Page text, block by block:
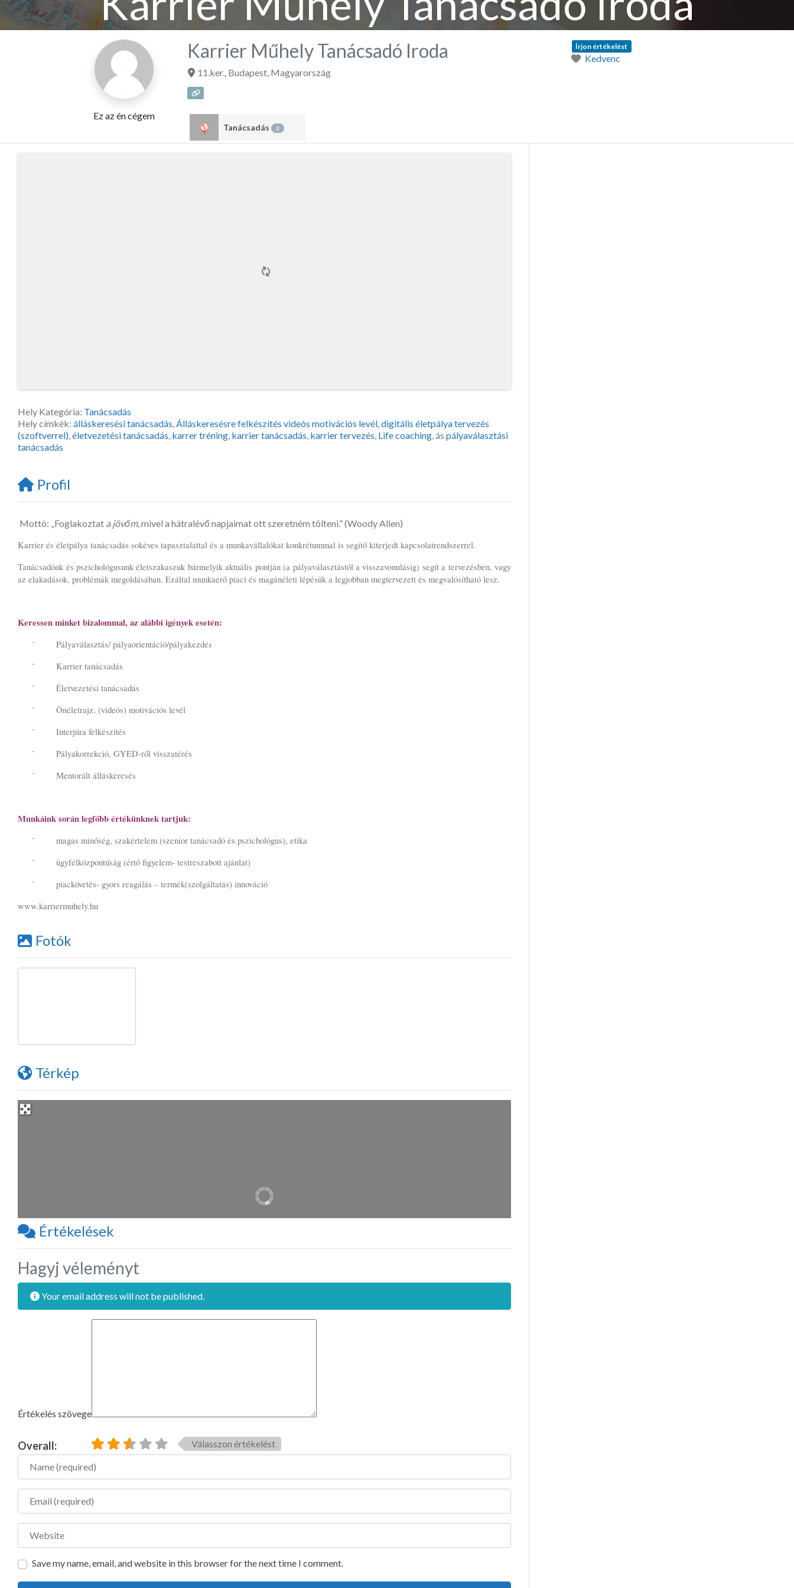
Ez az én cégem
Karrier Műhely Tanácsadó Iroda
11.ker., Budapest, Magyarország
Tanácsadás 3
Írjon értékelést
Kedvenc
Hely Kategória: Tanácsadás
Hely címkék: álláskeresési tanácsadás,Álláskeresésre felkészítés videós motivációs levél,digitális életpálya tervezés
(szoftverrel),életvezetési tanácsadás, karrer tréning, karrier tanácsadás, karrier tervezés, Life coaching, ás pályaválasztási
tanácsadás
Profil
Mottó: „Foglakoztat a jövőm, mivel a hátralévő napjaimat ott szeretném tölteni.” (Woody Allen)
Karrier és életpálya tanácsadás sokéves tapasztalattal és a munkavállalókat konkrétummal is segítő kiterjedt kapcsolatrendszerrel.
Tanácsadónk és pszichológusunk életszakaszuk bármelyik aktuális pontján (a pályaválasztástól a visszavonulásig) segít a tervezésben, vagy
az elakadások, problémák megoldásában. Ezáltal munkaerő piaci és magánéleti lépésük a legjobban megtervezett és megvalósítható lesz.
Keressen minket bizalommal, az alábbi igények esetén:
¨ Pályaválasztás/ pályaorientáció/pályakezdés
¨ Karrier tanácsadás
¨ Életvezetési tanácsadás
¨ Önéletrajz, (videós) motivációs levél
¨ Interjúra felkészítés
¨ Pályakorrekció, GYED-ről visszatérés
¨ Mentorált álláskeresés
Munkáink során legfőbb értékünknek tartjuk:
¨ magas minőség, szakértelem (szenior tanácsadó és pszichológus), etika
¨ ügyfélközpontúság (értő figyelem- testreszabott ajánlat)
¨
piackövetés- gyors reagálás – termék(szolgáltatás) innováció
www.karriermuhely.hu
Fotók
Térkép
Értékelések
Hagyj véleményt
Your email address will not be published.
Értékelés szövege
Overall:
Válasszon értékelést
Name
Email
Website
Save my name, email, and website in this browser for the next time I comment.